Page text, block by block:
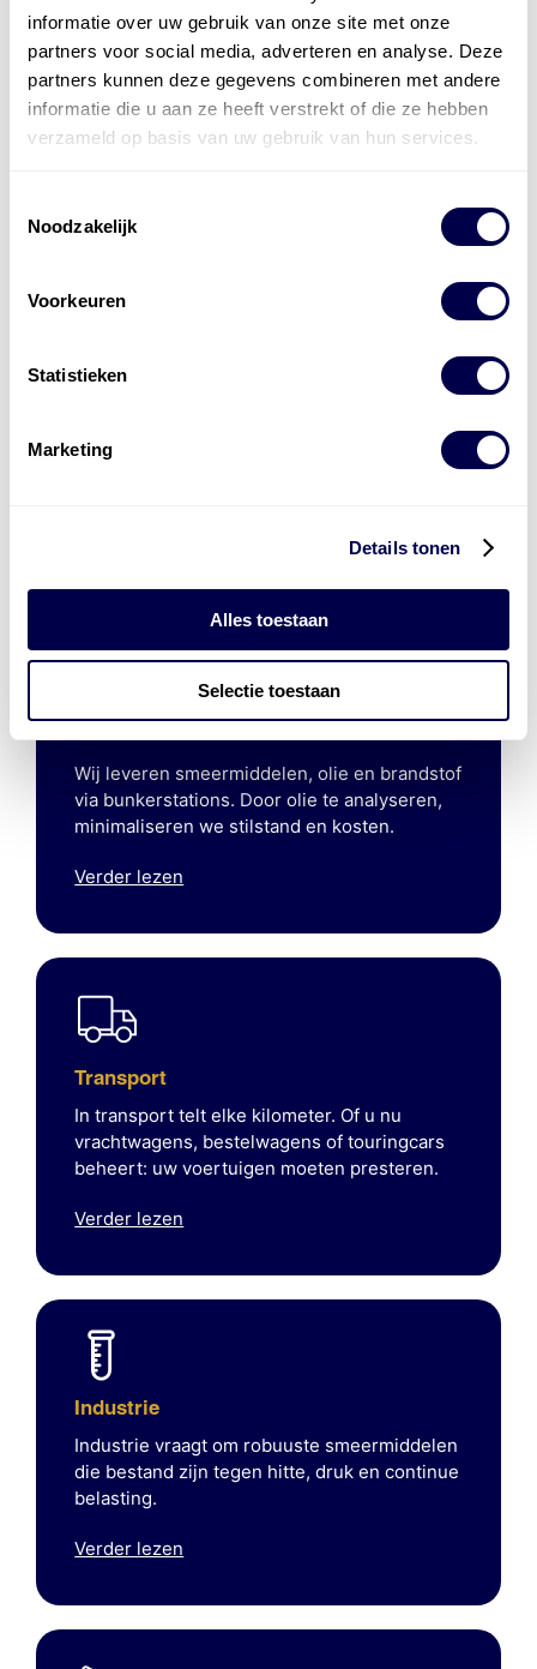
informatie over uw gebruik van onze site met onze
partners voor social media, adverteren en analyse. Deze
partners kunnen deze gegevens combineren met andere
informatie die u aan ze heeft verstrekt of die ze hebben
verzameld op basis van uw gebruik van hun services.
Noodzakelijk
Voorkeuren
Statistieken
Marketing
Details tonen
Alles toestaan
Selectie toestaan
koelmiddelen
voor alle
toepassingen
Automotive
die het onderhoud makkelijker, efficiënter én
winstgevender maken.
Marine
Wij leveren smeermiddelen, olie en brandstof
via bunkerstations. Door olie te analyseren,
minimaliseren we stilstand en kosten.
Verder lezen
Transport
In transport telt elke kilometer. Of u nu
vrachtwagens, bestelwagens of touringcars
beheert: uw voertuigen moeten presteren.
Verder lezen
Industrie
Industrie vraagt om robuuste smeermiddelen
die bestand zijn tegen hitte, druk en continue
belasting.
Verder lezen